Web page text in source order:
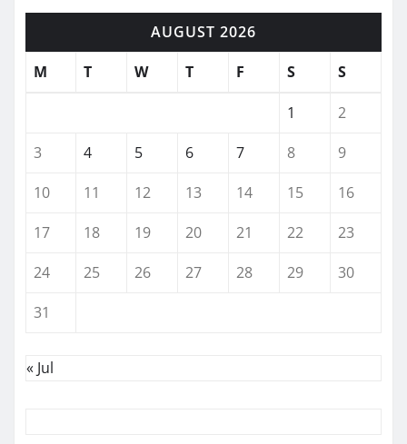
AUGUST 2026
M
T W T F S S
1
2
3
4 5 6 7 8
9
10
11 12 13 14 15
16
17
18 19 20 21 22
23
24
25 26 27 28 29
30
31
« Jul